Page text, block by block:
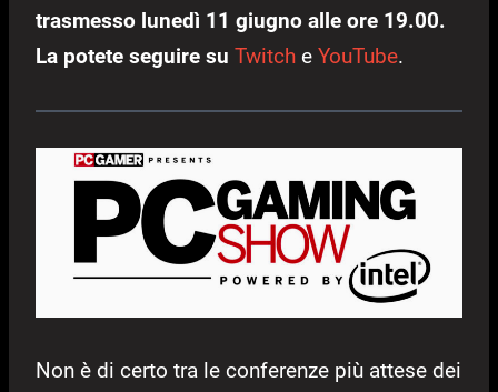
trasmesso lunedì 11 giugno alle ore 19.00.
La potete seguire su Twitch e YouTube.
Non è di certo tra le conferenze più attese dei